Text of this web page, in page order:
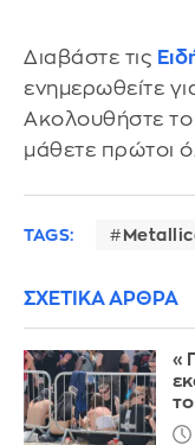
Διαβάστε τις
ενημερωθείτε
Ακολουθήστε το
μάθετε πρώτοι
TAGS:
ΣΧΕΤΙΚΑ ΑΡΘΡΑ